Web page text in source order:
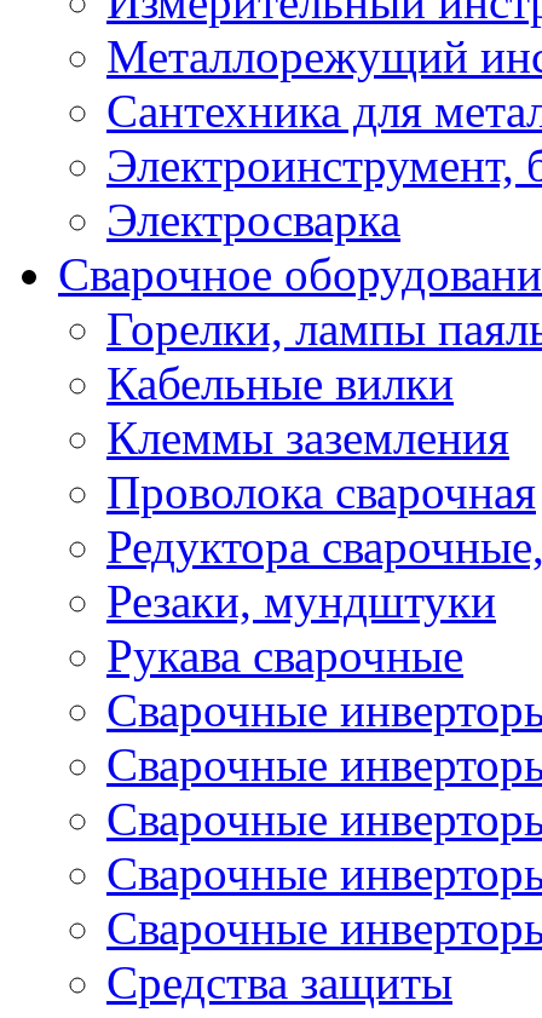
Металлорежущий
Сантехника для
Электроинструмент,
Электросварка
Сварочное
Горелки, лампы
Кабельные вилки
Клеммы заземления
Проволока сварочная
Редуктора
Резаки, мундштуки
Рукава сварочные
Сварочные
Сварочные
Сварочные
Сварочные
Сварочные
Средства защиты